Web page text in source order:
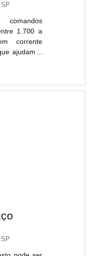
1.700 a
corrente
ajudam e
utilizar este
galpões de
auxilia no